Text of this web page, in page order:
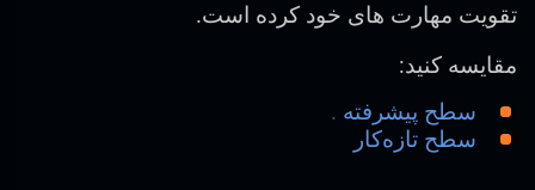
تقویت مهارت های خود کرده است.
مقایسه کنید:
سطح تازه‌کار
سطح پیشرفته .